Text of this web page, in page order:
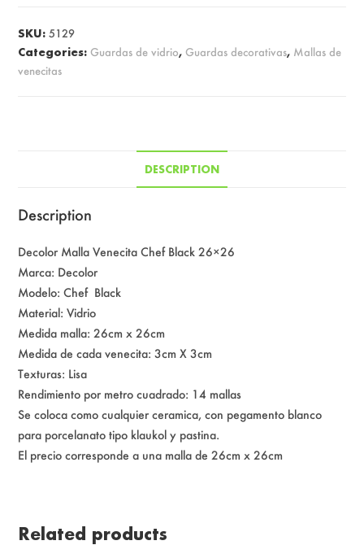
Chef
Black
26x26
SKU:5129
Categories: Guardas de vidrio, Guardas decorativas, Mallas de
venecitas
DESCRIPTION
Description
Decolor Malla Venecita Chef Black 26×26
Marca: Decolor
Modelo: Chef Black
Material: Vidrio
Medida malla: 26cm x 26cm
Medida de cada venecita: 3cm X 3cm
Texturas: Lisa
Rendimiento por metro cuadrado: 14 mallas
Se coloca como cualquier ceramica, con pegamento blanco
para porcelanato tipo klaukol y pastina.
El precio corresponde a una malla de 26cm x 26cm
Related products